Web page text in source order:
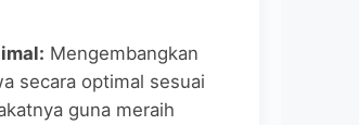
Mengembangkan
secara optimal sesuai
guna meraih